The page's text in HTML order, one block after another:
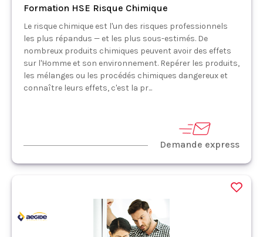
Formation HSE Risque Chimique
Le risque chimique est l'un des risques professionnels
les plus répandus — et les plus sous-estimés. De
nombreux produits chimiques peuvent avoir des effets
sur l'Homme et son environnement. Repérer les produits,
les mélanges ou les procédés chimiques dangereux et
connaître leurs effets, c'est la pr...
Demande express